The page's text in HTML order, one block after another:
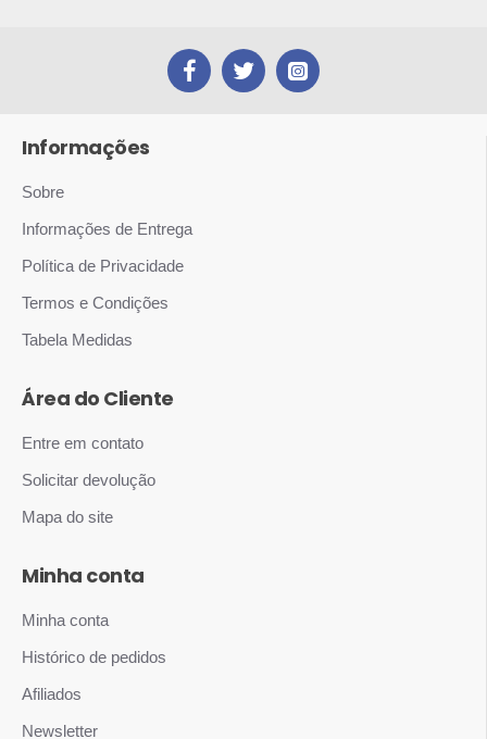
Informações
Sobre
Informações de Entrega
Política de Privacidade
Termos e Condições
Tabela Medidas
Área do Cliente
Entre em contato
Solicitar devolução
Mapa do site
Minha conta
Minha conta
Histórico de pedidos
Afiliados
Newsletter